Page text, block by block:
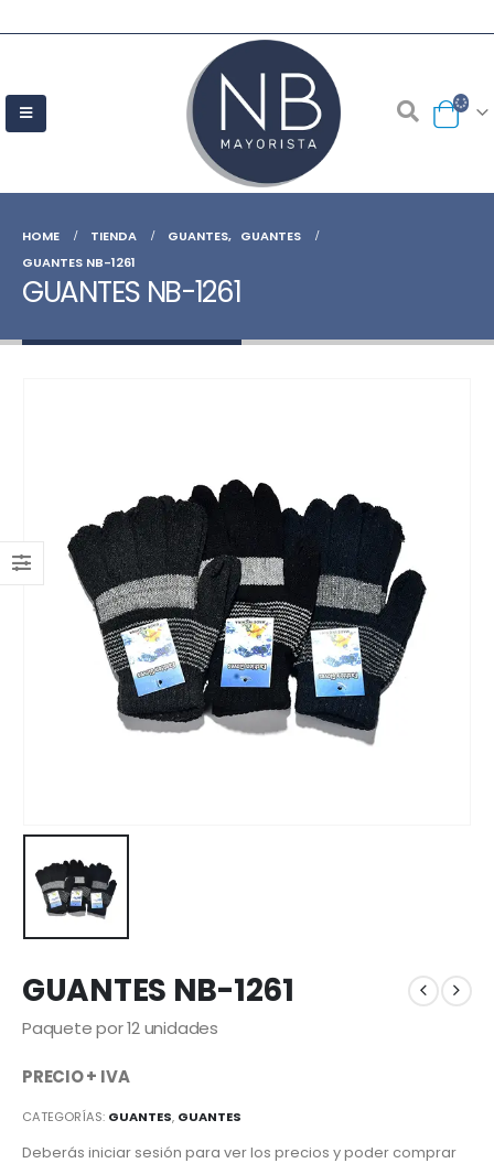
HOME TIENDA GUANTES, GUANTES
GUANTES NB-1261
GUANTES NB-1261
GUANTES NB-1261
Paquete por 12 unidades
PRECIO + IVA
CATEGORÍAS: GUANTES, GUANTES
Deberás iniciar sesión para ver los precios y poder comprar